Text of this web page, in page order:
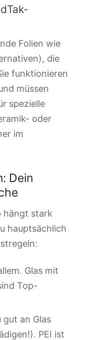
Folien wie
die
funktionieren
müssen
spezielle
oder
im
Dein
hängt stark
hauptsächlich
Glas mit
Top-
an Glas
PEI ist